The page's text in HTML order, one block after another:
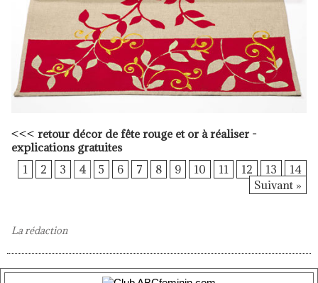
<<< retour décor de fête rouge et or à réaliser -
explications gratuites
1
2 3 4 5 6 7 8 9 10 11 12 13
14
Suivant »
La rédaction